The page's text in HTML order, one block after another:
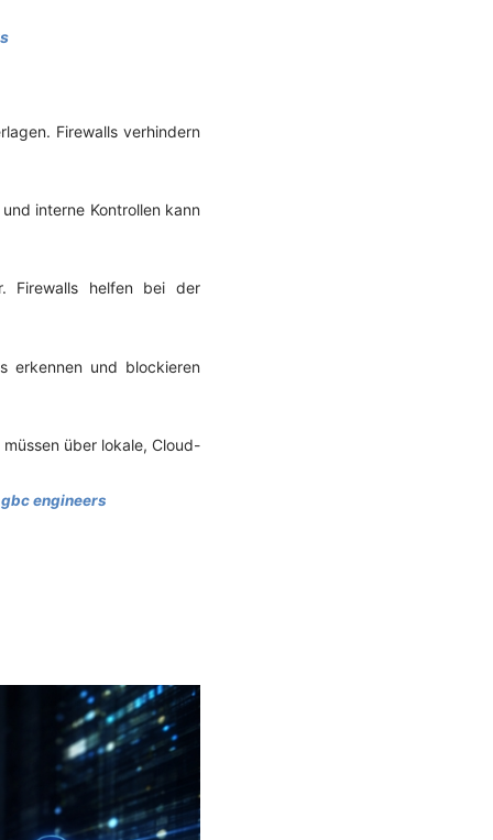
Firewalls verhindern
interne Kontrollen kann
Firewalls helfen bei der
erkennen und blockieren
über lokale, Cloud-
engineers